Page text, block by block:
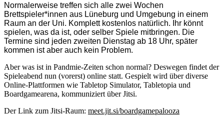
Normalerweise treffen sich alle zwei Wochen
Brettspieler*innen aus Lüneburg und Umgebung in einem
Raum an der Uni. Komplett kostenlos natürlich. Ihr könnt
spielen, was da ist, oder selber Spiele mitbringen. Die
Termine sind jeden zweiten Dienstag ab 18 Uhr, später
kommen ist aber auch kein Problem.
Aber was ist in Pandmie-Zeiten schon normal? Deswegen findet der
Spieleabend nun (vorerst) online statt. Gespielt wird über diverse
Online-Plattformen wie Tabletop Simulator, Tabletopia und
Boardgamearena, kommuniziert über Jitsi.
Der Link zum Jitsi-Raum: meet.jit.si/boardgamepalooza